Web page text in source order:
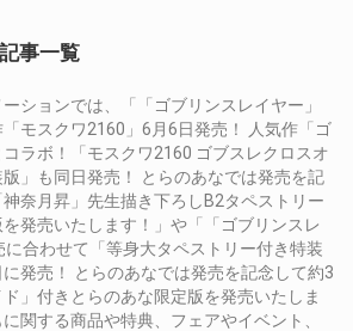
事一覧
ションでは、「「ゴブリンスレイヤー」
モスクワ2160」6月6日発売！ 人気作「ゴ
ラボ！「モスクワ2160 ゴブスレクロスオ
」も同日発売！ とらのあなでは発売を記
奈月昇」先生描き下ろしB2タペストリー
発売いたします！」や「「ゴブリンスレ
合わせて「等身大タペストリー付き特装
発売！ とらのあなでは発売を記念して約3
」付きとらのあな限定版を発売いたしま
関する商品や特典、フェアやイベント、